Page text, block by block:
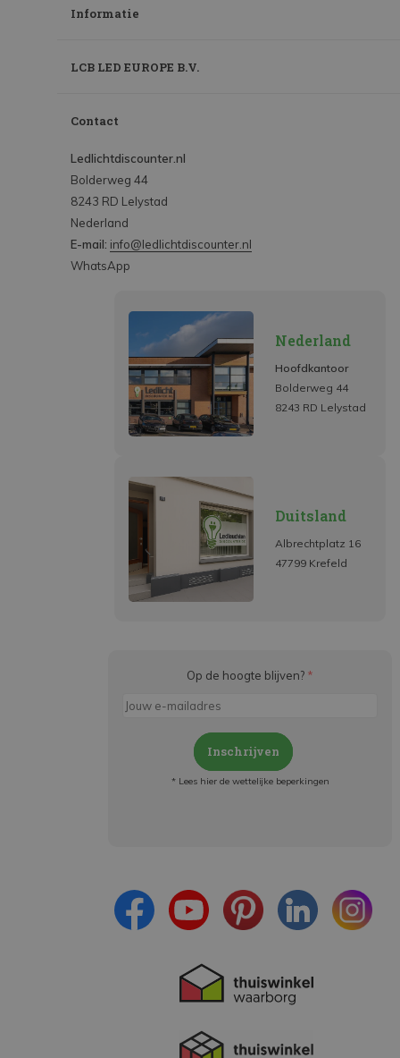
Informatie
LCB LED EUROPE B.V.
Contact
Ledlichtdiscounter.nl
Bolderweg 44
8243 RD Lelystad
Nederland
E-mail: info@ledlichtdiscounter.nl
WhatsApp
Nederland
Hoofdkantoor
Bolderweg 44
8243 RD Lelystad
Duitsland
Albrechtplatz 16
47799 Krefeld
Op de hoogte blijven? *
Inschrijven
* Lees hier de wettelijke beperkingen